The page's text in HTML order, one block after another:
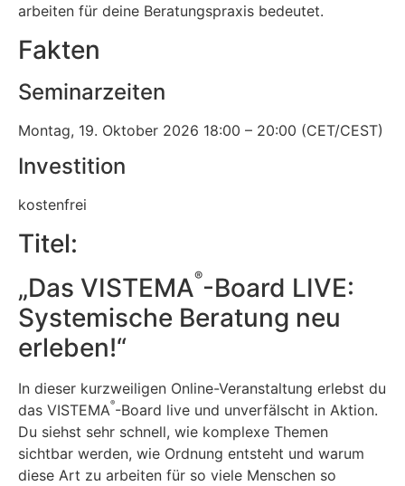
arbeiten für deine Beratungspraxis bedeutet.
Fakten
Seminarzeiten
Montag, 19. Oktober 2026 18:00 – 20:00 (CET/CEST)
Investition
kostenfrei
Titel:
„Das VISTEMA®-Board LIVE:
Systemische Beratung neu
erleben!“
In dieser kurzweiligen Online-Veranstaltung erlebst du
das VISTEMA®-Board live und unverfälscht in Aktion.
Du siehst sehr schnell, wie komplexe Themen
sichtbar werden, wie Ordnung entsteht und warum
diese Art zu arbeiten für so viele Menschen so